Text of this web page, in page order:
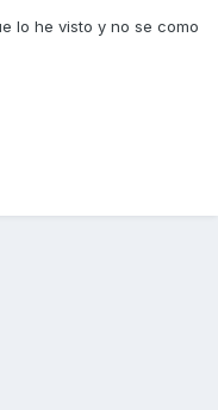
lo he visto y no se como